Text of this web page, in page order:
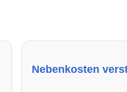
Nebenkosten